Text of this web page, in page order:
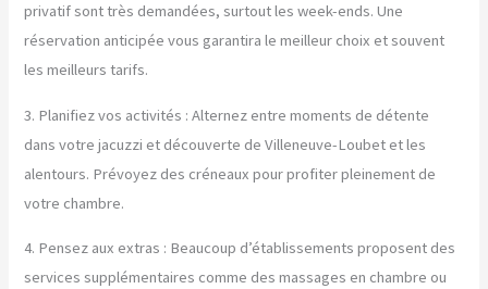
privatif sont très demandées, surtout les week-ends. Une
réservation anticipée vous garantira le meilleur choix et souvent
les meilleurs tarifs.
3. Planifiez vos activités : Alternez entre moments de détente
dans votre jacuzzi et découverte de Villeneuve-Loubet et les
alentours. Prévoyez des créneaux pour profiter pleinement de
votre chambre.
4. Pensez aux extras : Beaucoup d’établissements proposent des
services supplémentaires comme des massages en chambre ou